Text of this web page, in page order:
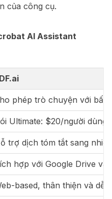
của công cụ.
AI Assistant
phép trò chuyện với bất
Ultimate: $20/người
trợ dịch tóm tắt sang
hợp với Google Drive và
based, thân thiện và dễ